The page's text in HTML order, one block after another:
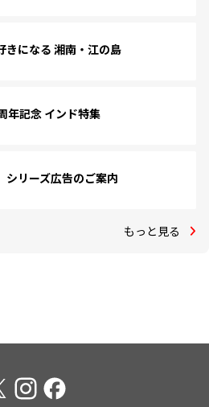
きになる 湘南・江の島
年記念 インド特集
シリーズ広告のご案内
もっと見る